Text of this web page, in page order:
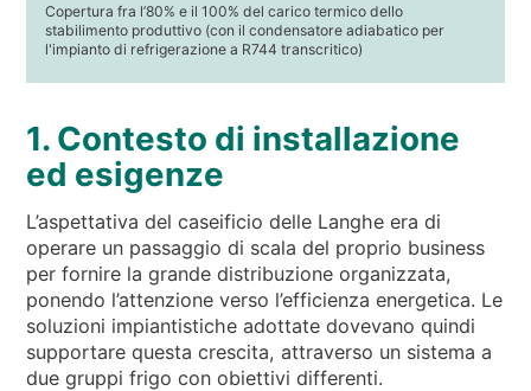
Copertura fra l’80% e il 100% del carico termico dello
stabilimento produttivo (con il condensatore adiabatico per
l'impianto di refrigerazione a R744 transcritico)
1. Contesto di installazione
ed esigenze
L’aspettativa del caseificio delle Langhe era di
operare un passaggio di scala del proprio business
per fornire la grande distribuzione organizzata,
ponendo l’attenzione verso l’efficienza energetica. Le
soluzioni impiantistiche adottate dovevano quindi
supportare questa crescita, attraverso un sistema a
due gruppi frigo con obiettivi differenti.